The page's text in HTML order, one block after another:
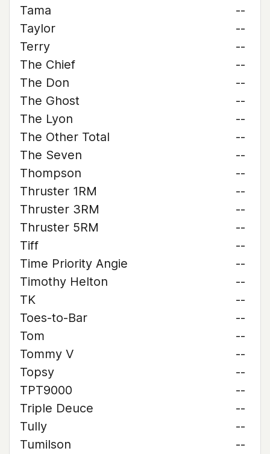
Tama
--
Taylor
--
Terry
--
The Chief
--
The Don
--
The Ghost
--
The Lyon
--
The Other Total
--
The Seven
--
Thompson
--
Thruster 1RM
--
Thruster 3RM
--
Thruster 5RM
--
Tiff
--
Time Priority Angie
--
Timothy Helton
--
TK
--
Toes-to-Bar
--
Tom
--
Tommy V
--
Topsy
--
TPT9000
--
Triple Deuce
--
Tully
--
Tumilson
--